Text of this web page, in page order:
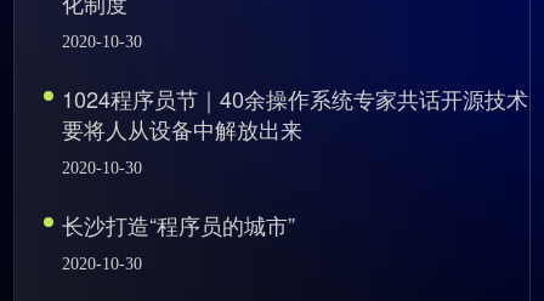
2020-10-30
1024程序员节｜40余操作系统专家共话开源技术
要将人从设备中解放出来
2020-10-30
长沙打造“程序员的城市”
2020-10-30